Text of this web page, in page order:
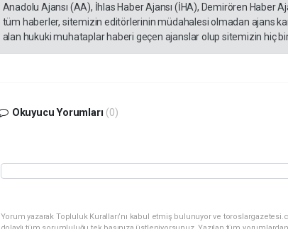
Anadolu Ajansı (AA), İhlas Haber Ajansı (İHA), Demirören Haber
tüm haberler, sitemizin editörlerinin müdahalesi olmadan ajans
alan hukuki muhataplar haberi geçen ajanslar olup sitemizin hiç
Okuyucu Yorumları (0)
Yorum yazarak Topluluk Kuralları’nı kabul etmiş bulunuyor ve